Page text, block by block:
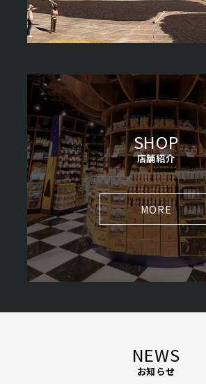
SHOP
店舗紹介
MORE
NEWS
お知らせ